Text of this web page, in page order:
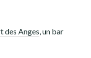
des Anges, un bar